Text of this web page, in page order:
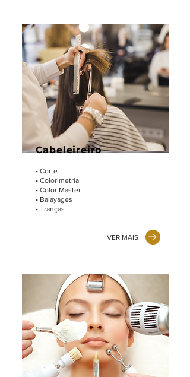
Cabeleireiro
• Corte
• Colorimetria
• Color Master
• Balayages
• Tranças
VER MAIS